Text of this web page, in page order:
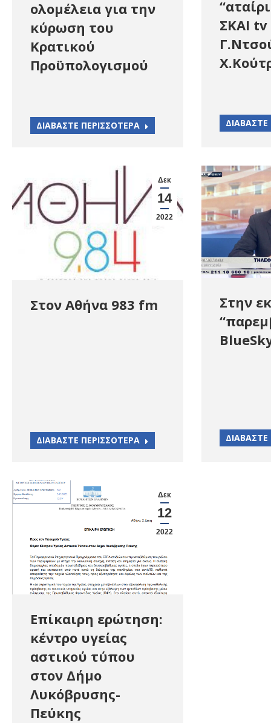
ολομέλεια για την
κύρωση του
Κρατικού
Προϋπολογισμού
ΔΙΑΒΑΣΤΕ ΠΕΡΙΣΣΟΤΕΡΑ
ΣΚΑΙ tv
Δεκ
14
2022
Στον Αθήνα 983 fm
ΔΙΑΒΑΣΤΕ ΠΕΡΙΣΣΟΤΕΡΑ
Στην
Δεκ
12
2022
Επίκαιρη ερώτηση:
κέντρο υγείας
αστικού τύπου
στον Δήμο
Λυκόβρυσης-
Πεύκης